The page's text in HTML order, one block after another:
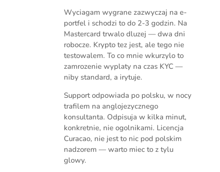
Wyciagam wygrane zazwyczaj na e-
portfel i schodzi to do 2-3 godzin. Na
Mastercard trwalo dluzej — dwa dni
robocze. Krypto tez jest, ale tego nie
testowalem. To co mnie wkurzylo to
zamrozenie wyplaty na czas KYC —
niby standard, a irytuje.
Support odpowiada po polsku, w nocy
trafilem na anglojezycznego
konsultanta. Odpisuja w kilka minut,
konkretnie, nie ogolnikami. Licencja
Curacao, nie jest to nic pod polskim
nadzorem — warto miec to z tylu
glowy.